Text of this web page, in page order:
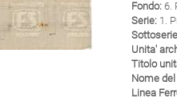
Fondo:6.
Serie:1.
Unita'
Titolo
Nome
Linea